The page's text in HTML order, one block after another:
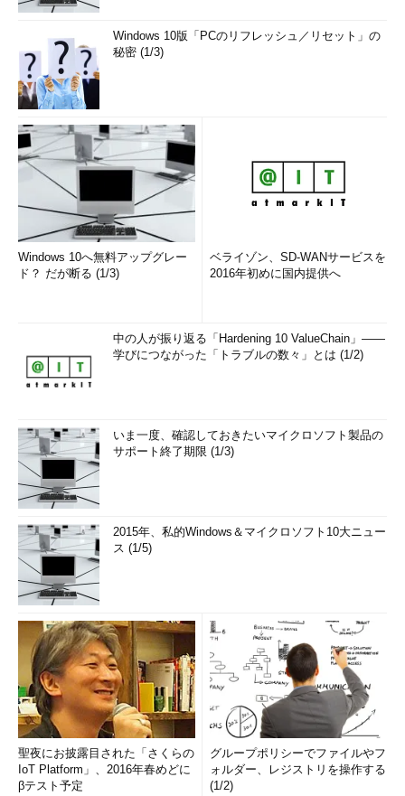
Windows 10版「PCのリフレッシュ／リセット」の
秘密 (1/3)
Windows 10へ無料アップグレー
ド？ だが断る (1/3)
ベライゾン、SD-WANサービスを
2016年初めに国内提供へ
中の人が振り返る「Hardening 10 ValueChain」――
学びにつながった「トラブルの数々」とは (1/2)
いま一度、確認しておきたいマイクロソフト製品の
サポート終了期限 (1/3)
2015年、私的Windows＆マイクロソフト10大ニュー
ス (1/5)
聖夜にお披露目された「さくらの
IoT Platform」、2016年春めどに
βテスト予定
グループポリシーでファイルやフ
ォルダー、レジストリを操作する
(1/2)